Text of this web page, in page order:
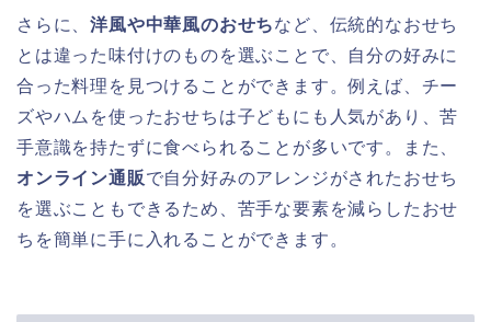
さらに、洋風や中華風のおせちなど、伝統的なおせち
とは違った味付けのものを選ぶことで、自分の好みに
合った料理を見つけることができます。例えば、チー
ズやハムを使ったおせちは子どもにも人気があり、苦
手意識を持たずに食べられることが多いです。また、
オンライン通販で自分好みのアレンジがされたおせち
を選ぶこともできるため、苦手な要素を減らしたおせ
ちを簡単に手に入れることができます。